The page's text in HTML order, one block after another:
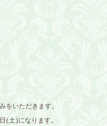
をいただきます。
(土)になります。